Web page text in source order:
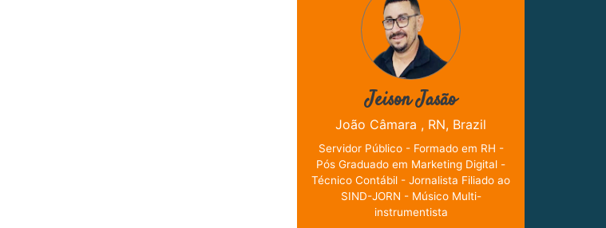
Jeison Jasão
João Câmara , RN, Brazil
Servidor Público - Formado em RH -
Pós Graduado em Marketing Digital -
Técnico Contábil - Jornalista Filiado ao
SIND-JORN - Músico Multi-
instrumentista